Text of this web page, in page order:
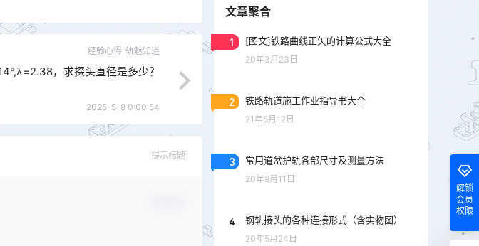
经验心得 轨魅知道
，求探头直径是多少？
2025-5-8 0:00:54
提示标题
文章聚合
1 [图文]铁路曲线正矢的计算公式大全
20年3月23日
2 铁路轨道施工作业指导书大全
21年5月12日
3 常用道岔护轨各部尺寸及测量方法
20年9月11日
4 钢轨接头的各种连接形式（含实物图）
20年5月24日
解锁
会员
权限